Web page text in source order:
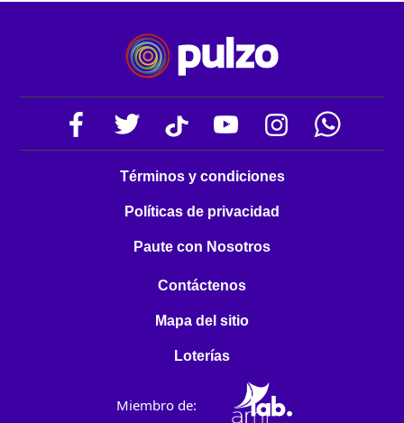
Términos y condiciones
Políticas de privacidad
Paute con Nosotros
Contáctenos
Mapa del sitio
Loterías
Miembro de: